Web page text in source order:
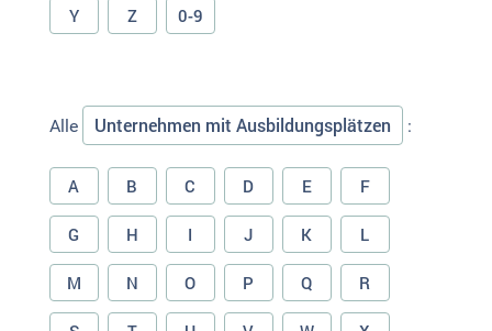
Y Z 0-9
Alle Unternehmen mit Ausbildungsplätzen :
A B C D E F
G H I J K L
M N O P Q R